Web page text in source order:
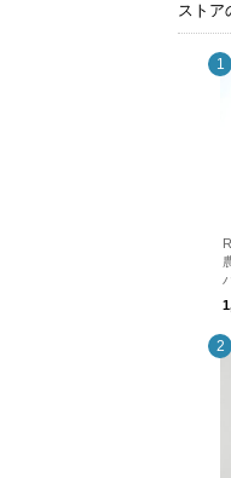
ストア